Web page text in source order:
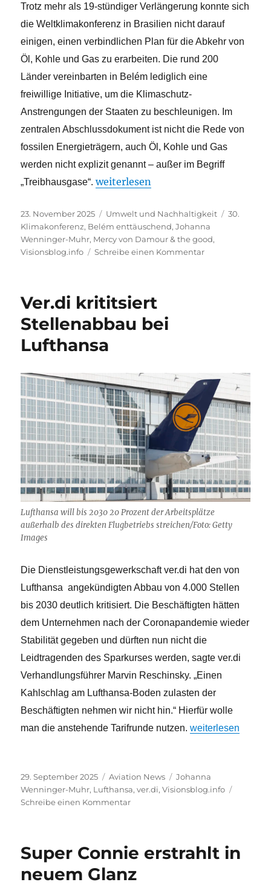
Trotz mehr als 19-stündiger Verlängerung konnte sich
die Weltklimakonferenz in Brasilien nicht darauf
einigen, einen verbindlichen Plan für die Abkehr von
Öl, Kohle und Gas zu erarbeiten. Die rund 200
Länder vereinbarten in Belém lediglich eine
freiwillige Initiative, um die Klimaschutz-
Anstrengungen der Staaten zu beschleunigen. Im
zentralen Abschlussdokument ist nicht die Rede von
fossilen Energieträgern, auch Öl, Kohle und Gas
werden nicht explizit genannt – außer im Begriff
„Treibhausgase“. „Öl, Kohle und Gas kommen nicht
weiterlesen
Veröffentlicht
am
23. November 2025 Kategorien
Umwelt und Nachhaltigkeit
30.
Klimakonferenz, Belém enttäuschend,Johanna
Wenninger-Muhr, Mercy von Damour & the good,
Visionsblog.info
Schreibe einen Kommentarzu
Ergebnis
enttäuschend
Ver.di krititsiert
Stellenabbau bei
Lufthansa
Lufthansa will bis 2030 20 Prozent der Arbeitsplätze
außerhalb des direkten Flugbetriebs streichen/Foto: Getty
Images
Die Dienstleistungsgewerkschaft ver.di hat den von
Lufthansa angekündigten Abbau von 4.000 Stellen
bis 2030 deutlich kritisiert. Die Beschäftigten hätten
dem Unternehmen nach der Coronapandemie wieder
Stabilität gegeben und dürften nun nicht die
Leidtragenden des Sparkurses werden, sagte ver.di
Verhandlungsführer Marvin Reschinsky. „Einen
Kahlschlag am Lufthansa-Boden zulasten der
Beschäftigten nehmen wir nicht hin.“ Hierfür wolle
man die anstehende Tarifrunde nutzen.„Ver.di krititsiert
weiterlesen
Veröffentlicht
am
29. September 2025 Kategorien
Aviation News Schlagwörter
Johanna
Wenninger-Muhr, Lufthansa,ver.di,Visionsblog.info
Schreibe einen Kommentarzu
bei
Super Connie erstrahlt in
neuem Glanz